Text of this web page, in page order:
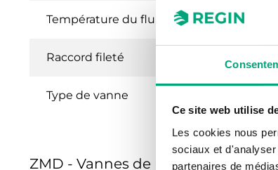
Ce site web utilise
Les cookies nous
sociaux et
partenaires de
Température du fluide
Raccord fileté
Type de vanne
ZMD - Vannes de régulation 2 et 3